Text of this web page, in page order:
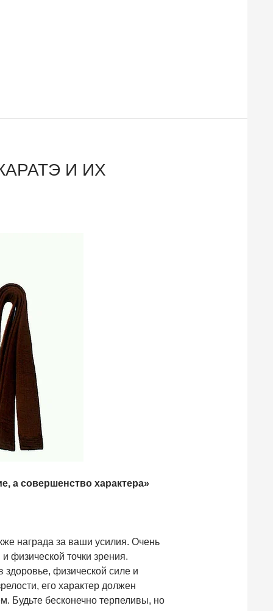
И ИХ
а совершенство характера»
награда за ваши усилия. Очень
физической точки зрения.
здоровье, физической силе и
его характер должен
Будьте бесконечно терпеливы, но